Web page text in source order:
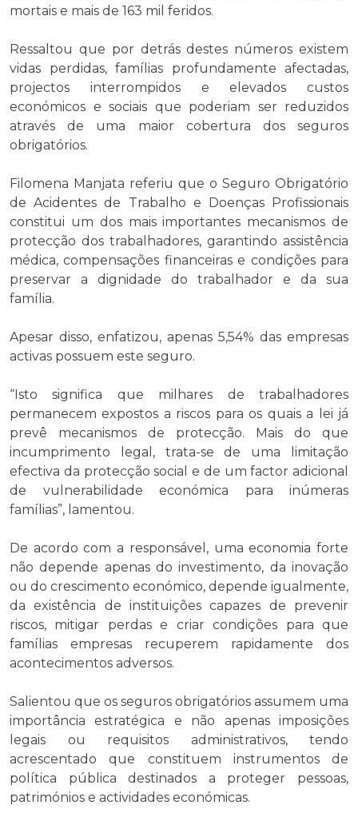
mortais e mais de 163 mil feridos.
Ressaltou que por detrás destes números existem
vidas perdidas, famílias profundamente afectadas,
projectos interrompidos e elevados custos
económicos e sociais que poderiam ser reduzidos
através de uma maior cobertura dos seguros
obrigatórios.
Filomena Manjata referiu que o Seguro Obrigatório
de Acidentes de Trabalho e Doenças Profissionais
constitui um dos mais importantes mecanismos de
protecção dos trabalhadores, garantindo assistência
médica, compensações financeiras e condições para
preservar a dignidade do trabalhador e da sua
família.
Apesar disso, enfatizou, apenas 5,54% das empresas
activas possuem este seguro.
“Isto significa que milhares de trabalhadores
permanecem expostos a riscos para os quais a lei já
prevê mecanismos de protecção. Mais do que
incumprimento legal, trata-se de uma limitação
efectiva da protecção social e de um factor adicional
de vulnerabilidade económica para inúmeras
famílias”, lamentou.
De acordo com a responsável, uma economia forte
não depende apenas do investimento, da inovação
ou do crescimento económico, depende igualmente,
da existência de instituições capazes de prevenir
riscos, mitigar perdas e criar condições para que
famílias empresas recuperem rapidamente dos
acontecimentos adversos.
Salientou que os seguros obrigatórios assumem uma
importância estratégica e não apenas imposições
legais ou requisitos administrativos, tendo
acrescentado que constituem instrumentos de
política pública destinados a proteger pessoas,
patrimónios e actividades económicas.